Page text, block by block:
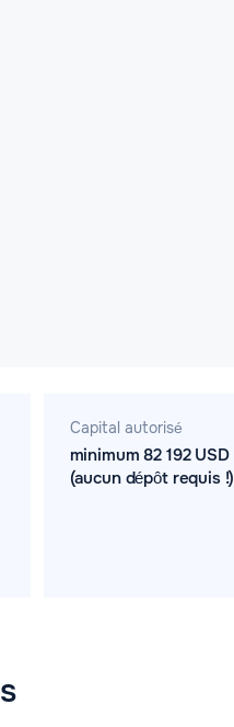
Capital autorisé
minimum 82 192 USD
(aucun dépôt requis !)